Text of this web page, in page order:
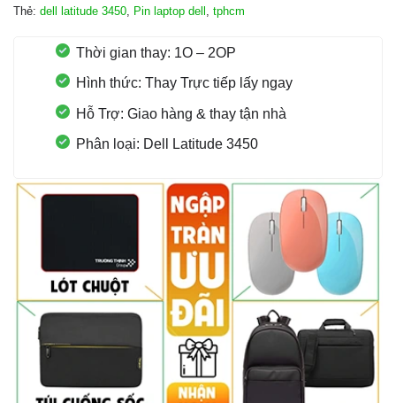
Thẻ: dell latitude 3450 Pin laptop dell tphcm
Thời gian thay: 1O – 2OP
Hình thức: Thay Trực tiếp lấy ngay
Hỗ Trợ: Giao hàng & thay tận nhà
Phân loại: Dell Latitude 3450